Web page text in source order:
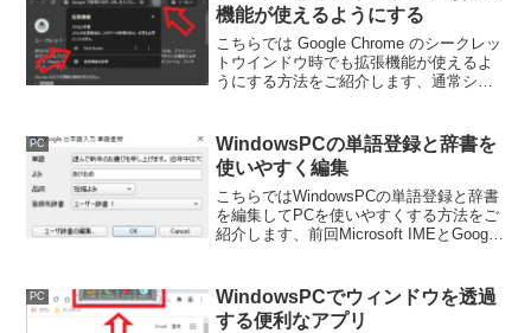
機能が使えるようにする
こちらでは Google Chrome のシークレッ
トウインドウ時でも拡張機能が使えるよ
うにする方法をご紹介します、通常シー
実行を許可すると使用する事が出来るよ
うになります。
PC
WindowsPCの単語登録と辞書を
使いやすく編集
こちらではWindowsPCの単語登録と辞書
を編集してPCを使いやすくする方法をご
紹介します、前回Microsoft IMEとGoogle
入力時間を短縮してみましょう。
PC
WindowsPCでウィンドウを透過
する便利なアプリ